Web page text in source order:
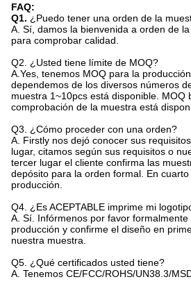
FAQ:
Q1. ¿Puedo tener una orden de la
A. Sí, damos la bienvenida a orden de
para comprobar calidad.
Q2. ¿Usted tiene límite de MOQ?
A.Yes, tenemos MOQ para la
dependemos de los diversos números
muestra 1~10pcs está disponible. MOQ
comprobación de la muestra está
Q3. ¿Cómo proceder con una orden?
A. Firstly nos dejó conocer sus
lugar, citamos según sus requisitos o
tercer lugar el cliente confirma las
depósito para la orden formal. En
producción.
Q4. ¿Es ACEPTABLE imprime mi
A. Sí. Infórmenos por favor
producción y confirme el diseño en
nuestra muestra.
Q5. ¿Qué certificados usted tiene?
A. Tenemos CE/FCC/ROHS/UN38.3/